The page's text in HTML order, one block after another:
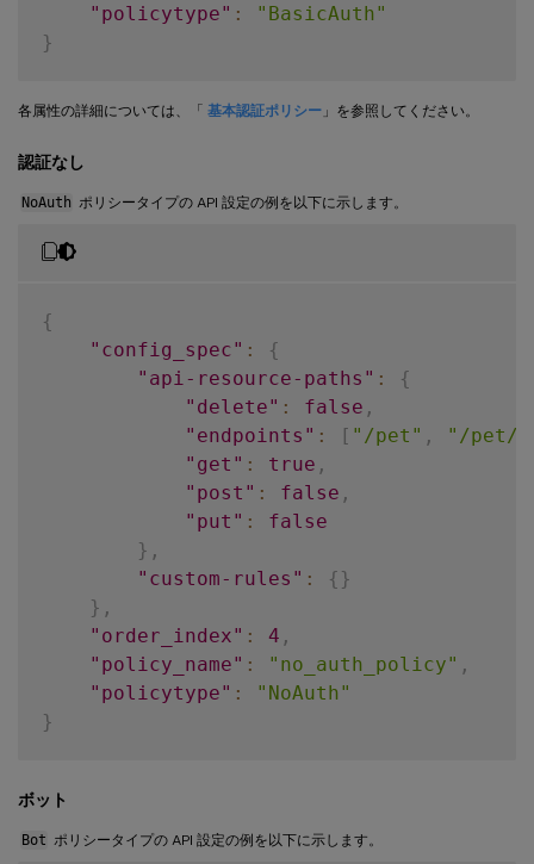
"policytype" :
"BasicAuth"
}
各属性の詳細については、「 基本認証ポリシー 」を参照してください。
認証なし
NoAuth ポリシータイプの API 設定の例を以下に示します。
{
"config_spec" :
{
"api-resource-paths" :
{
"delete" : false ,
"endpoints" : [ "/pet" ,
"/pet/
"get" : true ,
"post" : false ,
"put" :
false
} ,
"custom-rules" : { }
} ,
"order_index" : 4 ,
"policy_name" : "no_auth_policy" ,
"policytype" :
"NoAuth"
}
ボット
Bot ポリシータイプの API 設定の例を以下に示します。